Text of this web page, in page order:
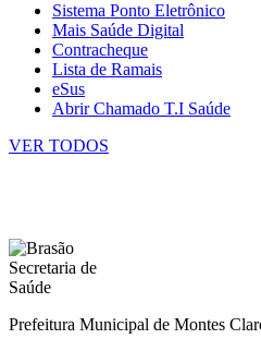
Sistema Ponto Eletrônico
Mais Saúde Digital
Contracheque
Lista de Ramais
eSus
Abrir Chamado T.I Saúde
VER TODOS
Prefeitura Municipal de Montes